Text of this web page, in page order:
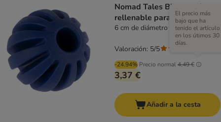
Nomad Tales Bloom pelota
rellenable para perros
6 cm de diámetro
-24.94% Precio normal4,49 €
El precio más
bajo que ha
tenido el artículo
en los útimos 30
días.
3,37 €
Valoración: 5/5
Añadir a la cesta